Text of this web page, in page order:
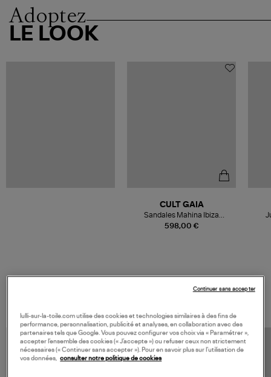
Adoptez
LE LOOK
598,00 €
CULT GAIA
Sandales Mahina Ibiza
Turquoise Multi
lulli-sur-la-toile.com utilise des cookies et technologies similaires à des fins de
performance, personnalisation, publicité et analyses, en collaboration avec des
partenaires tels que Google. Vous pouvez configurer vos choix via « Paramétrer »,
accepter l’ensemble des cookies (« J’accepte ») ou refuser ceux non strictement
nécessaires (« Continuer sans accepter »). Pour en savoir plus sur l’utilisation de
vos données, consulter notre politique de cookies
Continuer sans accepter